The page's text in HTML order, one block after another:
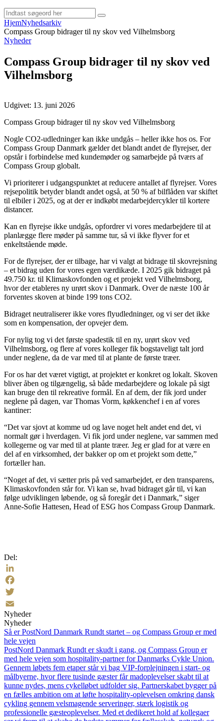
HjemNyhedsarkiv
Compass Group bidrager til ny skov ved Vilhelmsborg
Nyheder
Compass Group bidrager til ny skov ved
Vilhelmsborg
Udgivet: 13. juni 2026
Compass Group bidrager til ny skov ved Vilhelmsborg
Nogle CO2-udledninger kan ikke undgås – heller ikke hos os. For
Compass Group Danmark gælder det blandt andet de flyrejser, der
opstår i forbindelse med kundemøder og samarbejde på tværs af
Compass Group globalt.
Vi prioriterer i udgangspunktet at reducere antallet af flyrejser. Vores
rejsepolitik betyder blandt andet også, at 50 % af bilflåden var skiftet
til elbiler i 2025, og at der er indkøbt medarbejdercykler til kortere
distancer.
Kan en flyrejse ikke undgås, opfordrer vi vores medarbejdere til at
planlægge flere møder på samme tur, så vi ikke flyver for et
enkeltstående møde.
For de flyrejser, der er tilbage, har vi valgt at bidrage til skovrejsning
– et bidrag uden for vores egen værdikæde. I 2025 gik bidraget på
49.750 kr. til Klimaskovfonden og et projekt ved Vilhelmsborg,
hvor der etableres ny urørt skov i Danmark. Over de næste 100 år
forventes skoven at binde 199 tons CO2.
Bidraget neutraliserer ikke vores flyudledninger, og vi ser det ikke
som en kompensation, der opvejer dem.
For nylig tog vi det første spadestik til en ny, urørt skov ved
Vilhelmsborg, og flere af vores kolleger fik bogstaveligt talt jord
under neglene, da de var med til at plante de første træer.
For os har det været vigtigt, at projektet er konkret og lokalt. Skoven
bliver åben og tilgængelig, så både medarbejdere og lokale på sigt
kan bruge den til rekreative formål. En af dem, der fik jord under
neglene på dagen, var Thomas Vorm, køkkenchef i en af vores
kantiner:
“Det var sjovt at komme ud og lave noget helt andet end det, vi
normalt gør i hverdagen. Vi fik jord under neglene, var sammen med
kollegerne og var med til at plante træer. Jeg er glad for at være en
del af en virksomhed, der bakker op om et projekt som dette,”
fortæller han.
“Noget af det, vi sætter pris på ved samarbejdet, er den transparens,
Klimaskovfonden står for. Vi kan se, hvad bidraget går til, vi kan
følge udviklingen løbende, og så foregår det i Danmark,” siger
Anne-Sofie Hattesen, Head of ESG hos Compass Group Danmark.
Del:
LinkedIn
Facebook
Twitter
Email
Nyheder
Nyheder
Så er PostNord Danmark Rundt startet – og Compass Group er med
hele vejen
PostNord Danmark Rundt er skudt i gang, og Compass Group er
med hele vejen som hospitality-partner for Danmarks Cykle Union.
Gennem løbets fem etaper står vi bag VIP-forplejningen i start- og
målbyerne, hvor flere tusinde gæster får madoplevelser skabt til at
kunne nydes, mens cykelløbet udfolder sig. Partnerskabet bygger på
en fælles ambition om at løfte hospitality-oplevelsen omkring dansk
cykling gennem velsmagende serveringer, stærk logistik og
professionelle gæsteoplevelser. Med et dedikeret hold af kollegaer